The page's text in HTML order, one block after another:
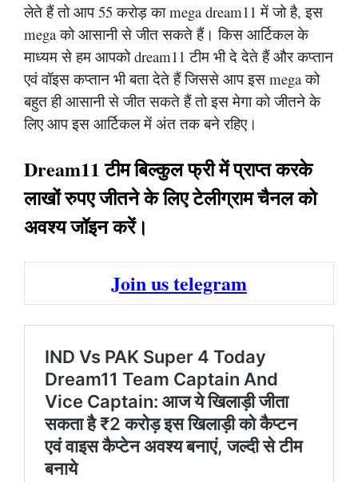
लेते हैं तो आप 55 करोड़ का mega dream11 में जो है, इस
mega को आसानी से जीत सकते हैं। किस आर्टिकल के
माध्यम से हम आपको dream11 टीम भी दे देते हैं और कप्तान
एवं वॉइस कप्तान भी बता देते हैं जिससे आप इस mega को
बहुत ही आसानी से जीत सकते हैं तो इस मेगा को जीतने के
लिए आप इस आर्टिकल में अंत तक बने रहिए।
Dream11 टीम बिल्कुल फ्री में प्राप्त करके
लाखों रुपए जीतने के लिए टेलीग्राम चैनल को
अवश्य जॉइन करें।
Join us telegram